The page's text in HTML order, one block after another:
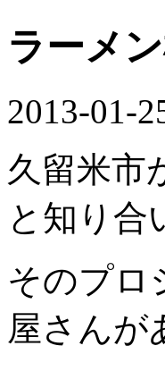
ラーメ
2013-01-
久留米市
と知り合
そのプロ
屋さんが